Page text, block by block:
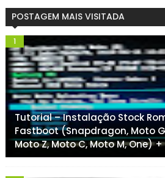
POSTAGEM MAIS VISITADA
Tutorial – Instalação Stock
Fastboot (Snapdragon, Moto
Moto Z, Moto C, Moto M, One)